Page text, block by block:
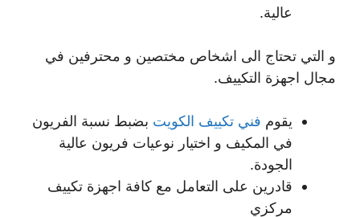
عالية.
و التي تحتاج الى اشخاص مختصين و محترفين في
مجال اجهزة التكييف.
يقوم فني تكييف الكويت بضبط نسبة الفريون
في المكيف و اختيار نوعيات فريون عالية
الجودة.
قادرين على التعامل مع كافة اجهزة تكييف
مركزي